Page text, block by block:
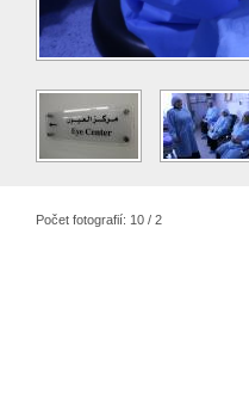
Počet fotografií: 10 / 2